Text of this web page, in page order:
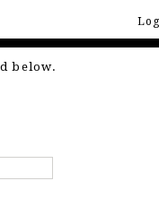
below.